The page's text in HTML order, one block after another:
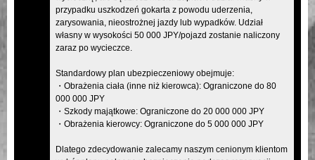
przypadku uszkodzeń gokarta z powodu uderzenia,
zarysowania, nieostrożnej jazdy lub wypadków. Udział
własny w wysokości 50 000 JPY/pojazd zostanie naliczony
zaraz po wycieczce.
Standardowy plan ubezpieczeniowy obejmuje:
・Obrażenia ciała (inne niż kierowca): Ograniczone do 80
000 000 JPY
・Szkody majątkowe: Ograniczone do 20 000 000 JPY
・Obrażenia kierowcy: Ograniczone do 5 000 000 JPY
Dlatego zdecydowanie zalecamy naszym cenionym klientom